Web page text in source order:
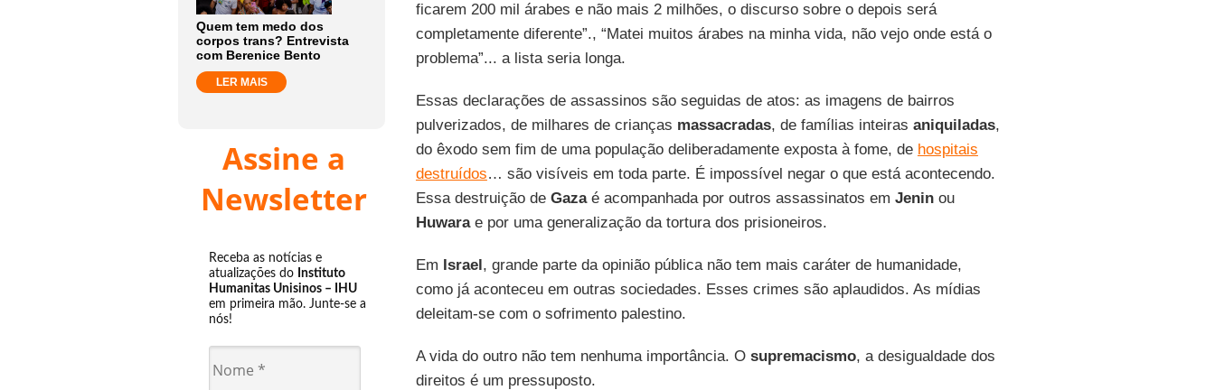
Quem tem medo dos
corpos trans? Entrevista
com Berenice Bento
LER MAIS
Assine a
Newsletter
Receba as notícias e
atualizações do Instituto
Humanitas Unisinos – IHU
em primeira mão. Junte-se a
nós!
ficarem 200 mil árabes e não mais 2 milhões, o discurso sobre o depois será
completamente diferente”., “Matei muitos árabes na minha vida, não vejo onde está o
problema”... a lista seria longa.
Essas declarações de assassinos são seguidas de atos: as imagens de bairros
pulverizados, de milhares de crianças massacradas, de famílias inteiras aniquiladas,
do êxodo sem fim de uma população deliberadamente exposta à fome, de hospitais
destruídos… são visíveis em toda parte. É impossível negar o que está acontecendo.
Essa destruição de Gazaé acompanhada por outros assassinatos em Jeninou
Huwarae por uma generalização da tortura dos prisioneiros.
Em Israel, grande parte da opinião pública não tem mais caráter de humanidade,
como já aconteceu em outras sociedades. Esses crimes são aplaudidos. As mídias
deleitam-se com o sofrimento palestino.
A vida do outro não tem nenhuma importância. O supremacismo, a desigualdade dos
direitos é um pressuposto.